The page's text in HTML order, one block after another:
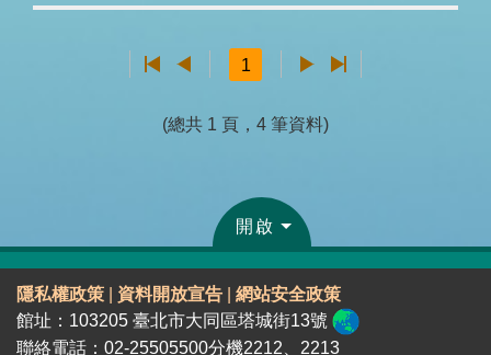
1
(總共 1 頁，4 筆資料)
開啟
隱私權政策 資料開放宣告
網站安全政策
館址：103205 臺北市大同區塔城街13號
聯絡電話：02-25505500分機2212、2213